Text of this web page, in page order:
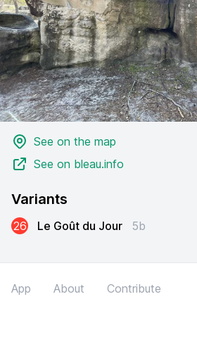
See on the map
See on bleau.info
Variants
26 Le Goût du Jour 5b
App About Contribute